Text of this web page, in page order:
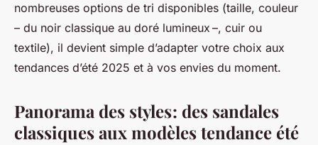
nombreuses options de tri disponibles (taille, couleur
– du noir classique au doré lumineux –, cuir ou
textile), il devient simple d’adapter votre choix aux
tendances d’été 2025 et à vos envies du moment.
Panorama des styles : des sandales
classiques aux modèles tendance été